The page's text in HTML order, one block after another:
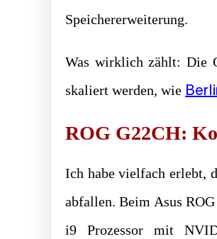
Speichererweiterung.
Was wirklich zählt: Die
skaliert werden, wie
ROG G22CH:
Ich habe vielfach erlebt,
abfallen. Beim Asus
i9 Prozessor mit